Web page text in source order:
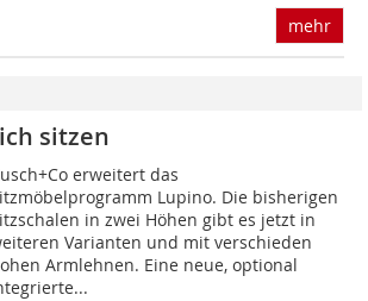
mehr
sitzen
erweitert das
Lupino. Die bisherigen
in zwei Höhen gibt es jetzt in
Varianten und mit verschieden
Armlehnen. Eine neue, optional